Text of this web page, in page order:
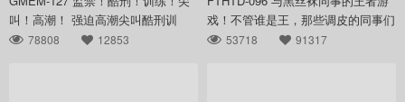
叫！高潮！ 强迫高潮尖叫酷刑训
练。 山本かをり AVS collectors
78808 12853
戏！不管谁是王，那些调皮的同事们
都会瞧 収録時間 FALENO TUBE
53718 91317